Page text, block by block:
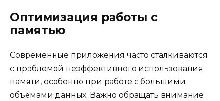
Оптимизация работы с
памятью
Современные приложения часто сталкиваются
с проблемой неэффективного использования
памяти, особенно при работе с большими
объёмами данных. Важно обращать внимание